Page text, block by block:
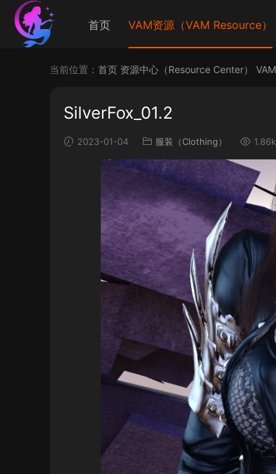
首页 VAM资源（VAM Resource）
当前位置： 首页 资源中心（Resource Center）
SilverFox_01.2
2023-01-04 服装（Clothing） 1.86k